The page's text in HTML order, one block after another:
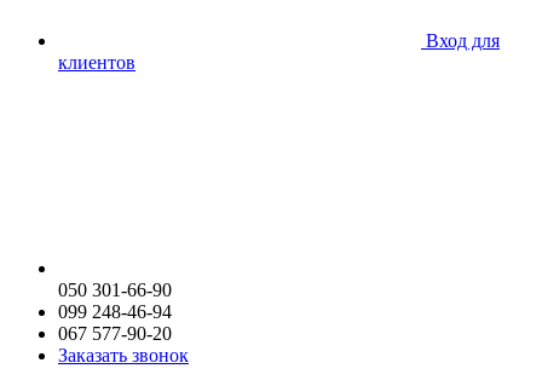
Вход для
клиентов
050 301-66-90
099 248-46-94
067 577-90-20
Заказать звонок